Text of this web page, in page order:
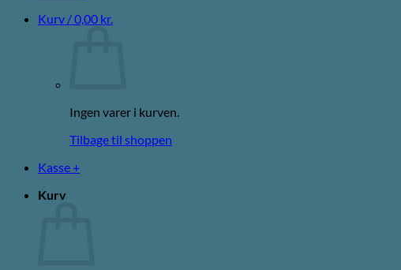
Kurv /0,00 kr.
Ingen varer i kurven.
Tilbage til shoppen
Kasse +
Kurv